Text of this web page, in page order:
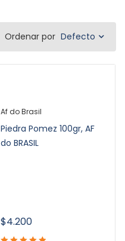
Ordenar por Defecto
Af do Brasil
Piedra Pomez 100gr, AF
do BRASIL
$4.200